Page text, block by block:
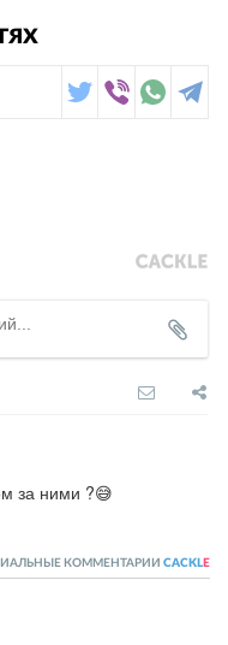
за ними ?😅
КОММЕНТАРИИ CACKL E